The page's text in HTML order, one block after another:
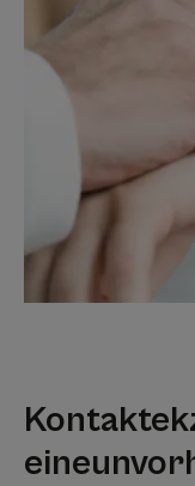
eine